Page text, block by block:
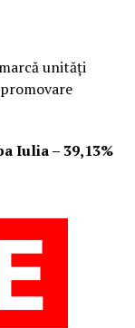
unități
Iulia – 39,13%